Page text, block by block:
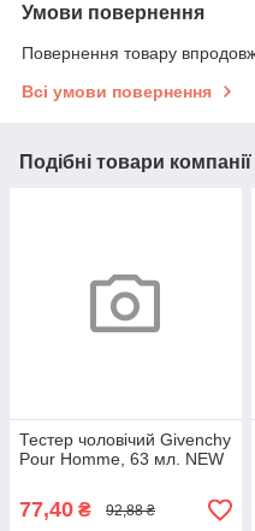
Умови повернення
Повернення товару
Всі умови повернення
Подібні товари компанії
Тестер чоловічий Givenchy
Pour Homme, 63 мл. NEW
77,40 ₴ 92,88 ₴